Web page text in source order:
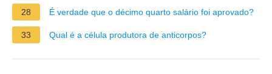
28 É verdade que o décimo quarto salário foi aprovado?
33 Qual é a célula produtora de anticorpos?